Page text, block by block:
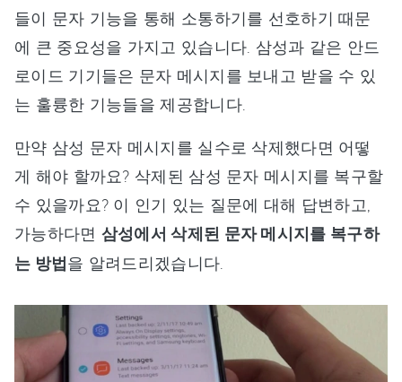
들이 문자 기능을 통해 소통하기를 선호하기 때문
에 큰 중요성을 가지고 있습니다. 삼성과 같은 안드
로이드 기기들은 문자 메시지를 보내고 받을 수 있
는 훌륭한 기능들을 제공합니다.
만약 삼성 문자 메시지를 실수로 삭제했다면 어떻
게 해야 할까요? 삭제된 삼성 문자 메시지를 복구할
수 있을까요? 이 인기 있는 질문에 대해 답변하고,
가능하다면 삼성에서 삭제된 문자 메시지를 복구하
는 방법을 알려드리겠습니다.